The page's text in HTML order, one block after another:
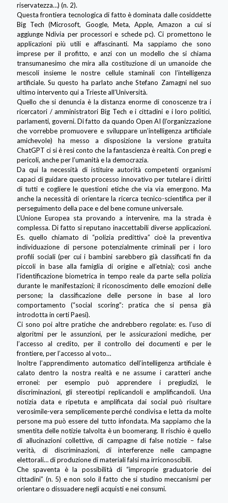
riservatezza…) (n. 2).
Questa frontiera tecnologica di fatto è dominata dalle cosiddette
Big Tech (Microsoft, Google, Meta, Apple, Amazon a cui si
aggiunge Ndivia per processori e schede pc). Ci promettono le
applicazioni più utili e affascinanti. Ma sappiamo che sono
imprese per il profitto, e anzi con un modello che si chiama
transumanesimo che mira alla costituzione di un umanoide che
mescoli insieme le nostre cellule staminali con l’intelligenza
artificiale. Su questo ha parlato anche Stefano Zamagni nel suo
ultimo intervento qui a Trieste all’Università.
Quello che si denuncia è la distanza enorme di conoscenze tra i
ricercatori / amministratori Big Tech e i cittadini e i loro politici,
parlamenti, governi. Di fatto da quando Open AI (l’organizzazione
che vorrebbe promuovere e sviluppare un’intelligenza artificiale
amichevole) ha messo a disposizione la versione gratuita
ChatGPT ci si è resi conto che la fantascienza è realtà. Con pregi e
pericoli, anche per l’umanità e la democrazia.
Da qui la necessità di istituire autorità competenti organismi
capaci di guidare questo processo innovativo per tutelare i diritti
di tutti e cogliere le questioni etiche che via via emergono. Ma
anche la necessità di orientare la ricerca tecnico-scientifica per il
perseguimento della pace e del bene comune universale.
L’Unione Europea sta provando a intervenire, ma la strada è
complessa. Di fatto si reputano inaccettabili diverse applicazioni.
Es. quello chiamato di “polizia predittiva” cioè la preventiva
individuazione di persone potenzialmente criminali per i loro
profili sociali (per cui i bambini sarebbero già classificati fin da
piccoli in base alla famiglia di origine e all’etnia); così anche
l’identificazione biometrica in tempo reale da parte sella polizia
durante le manifestazioni; il riconoscimento delle emozioni delle
persone; la classificazione delle persone in base al loro
comportamento (“social scoring”: pratica che si pensa già
introdotta in certi Paesi).
Ci sono poi altre pratiche che andrebbero regolate: es. l’uso di
algoritmi per le assunzioni, per le assicurazioni mediche, per
l’accesso al credito, per il controllo dei documenti e per le
frontiere, per l’accesso al voto…
Inoltre l’apprendimento automatico dell’intelligenza artificiale è
calato dentro la nostra realtà e ne assume i caratteri anche
erronei: per esempio può apprendere i pregiudizi, le
discriminazioni, gli stereotipi replicandoli e amplificandoli. Una
notizia data e ripetuta e amplificata dai social può risultare
verosimile-vera semplicemente perché condivisa e letta da molte
persone ma può essere del tutto infondata. Ma sappiamo che la
smentita delle notizie talvolta è un boomerang. Il rischio è quello
di allucinazioni collettive, di campagne di false notizie – false
verità, di discriminazioni, di interferenze nelle campagne
elettorali… di produzione di materiali falsi ma irriconoscibili.
Che spaventa è la possibilità di “improprie graduatorie dei
cittadini” (n. 5) e non solo il fatto che si studino meccanismi per
orientare o dissuadere negli acquisti e nei consumi.